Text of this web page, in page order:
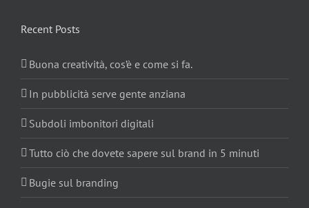
Recent Posts
Buona creatività, cos’è e come si fa.
In pubblicità serve gente anziana
Subdoli imbonitori digitali
Tutto ciò che dovete sapere sul brand in 5 minuti
Bugie sul branding